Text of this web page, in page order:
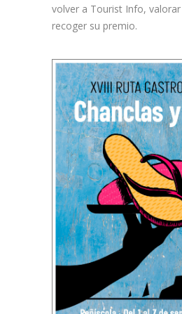
volver a Tourist Info,
recoger su premio.